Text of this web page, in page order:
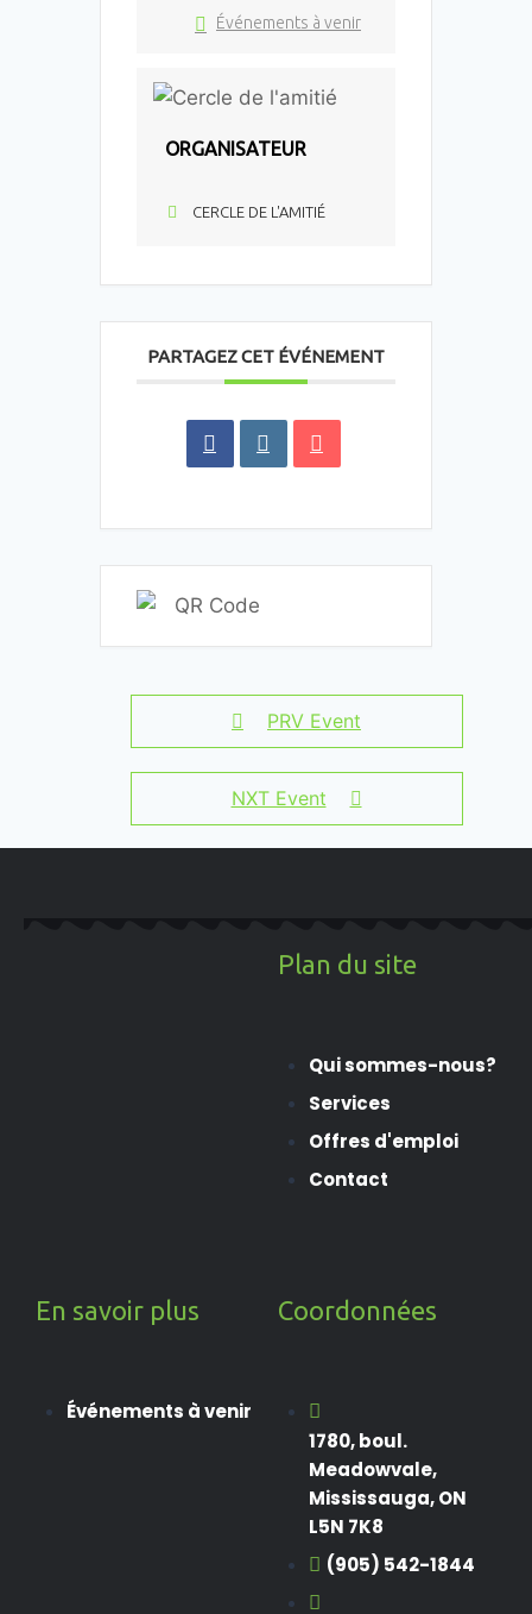
Événements à venir
ORGANISATEUR
CERCLE DE L'AMITIÉ
PARTAGEZ CET ÉVÉNEMENT
PRV Event
NXT Event
Plan du site
Qui sommes-nous?
Services
Offres d'emploi
Contact
En savoir plus
Événements à venir
Coordonnées
1780, boul.
Meadowvale,
Mississauga, ON
L5N 7K8
(905) 542-1844